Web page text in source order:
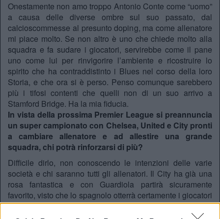
Onestamente non amo troppo Antonio Conte come “uomo”
a causa delle diverse ombre sul suo passato, dal
calcioscommesse al presunto doping, ma come allenatore
mi piace molto. Se non altro è uno che chiede molto alla
squadra e fa sudare i giocatori, servirebbe come il pane
uno come lui per rinvigorire l’ambiente e ricostruire lo
spirito che ha contraddistinto i Blues nel corso della loro
Storia, e che ora si è perso. Penso comunque sarebbero
più i tifosi contenti che quelli non di un suo arrivo a
Stamford Bridge. Ha la mia fiducia.
In vista della prossima Premier League si preannuncia
un super campionato con Chelsea, United e City pronti
a cambiare allenatore e ad allestire una grande
squadra, chi potrà rinforzarsi di più?
Difficile dirlo, non conoscendo le intenzioni delle varie
società e chi saranno tutti gli allenatori. Il City ha già una
rosa fantastica e con Guardiola partirà sicuramente
favorito, visto che lo spagnolo otterrà certamente i giocatori
che vorrà. Lo United ha bisogno di qualche rinforzo e di